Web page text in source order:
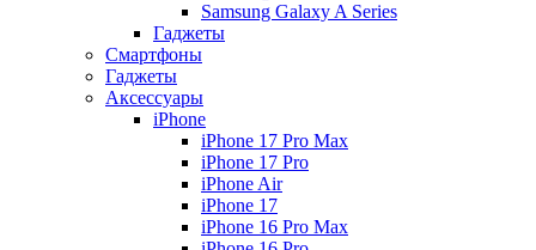
Samsung Galaxy A Series
Гаджеты
Смартфоны
Гаджеты
Аксессуары
iPhone
iPhone 17 Pro Max
iPhone 17 Pro
iPhone Air
iPhone 17
iPhone 16 Pro Max